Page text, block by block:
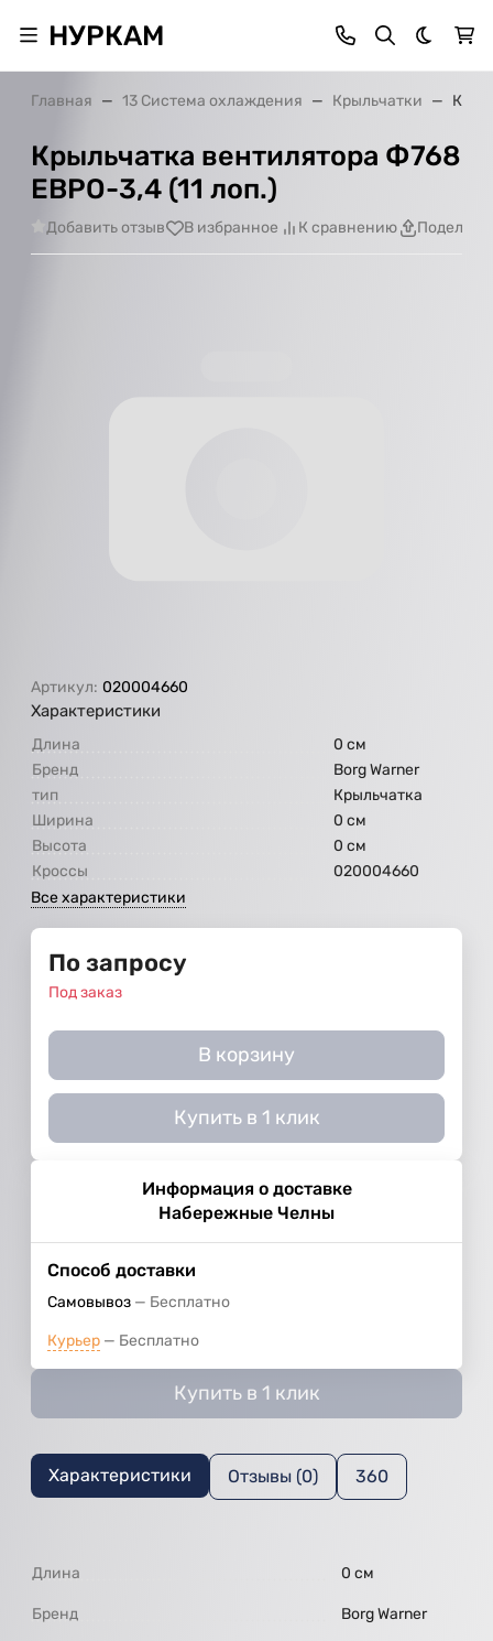
НУРКАМ Темная
Главная 13 Система охлаждения Крыльчатки
Крыльчатка вентилятора Ф768
ЕВРО-3,4 (11 лоп.)
Добавить отзыв В избранное К сравнению
Артикул: 020004660
Характеристики
Длина
0 см
Бренд
Borg Warner
тип
Крыльчатка
Ширина
0 см
Высота
0 см
Кроссы
020004660
Все характеристики
По запросу
Под заказ
В корзину
Купить в 1 клик
Информация о доставке
Набережные Челны
Способ доставки
Самовывоз Бесплатно
Курьер Бесплатно
Купить в 1 клик
Характеристики Отзывы (0) 360
Длина 0 см
Бренд Borg Warner